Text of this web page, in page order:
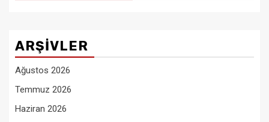
ARŞIVLER
Ağustos 2026
Temmuz 2026
Haziran 2026